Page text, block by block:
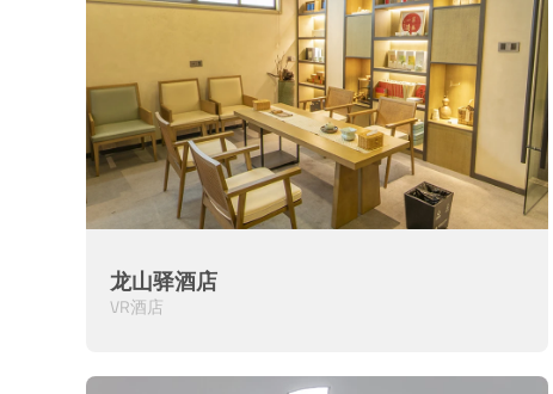
龙山驿酒店
VR酒店